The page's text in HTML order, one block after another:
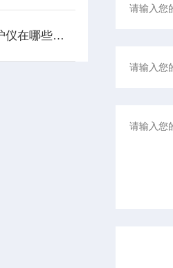
壁挂式振动监测保护仪在哪些领域有广泛应用？